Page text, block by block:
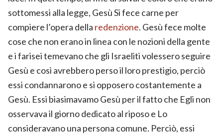
sottomessi alla legge, Gesù Si fece carne per
compiere l’opera della redenzione. Gesù fece molte
cose che non erano in linea con le nozioni della gente
e i farisei temevano che gli Israeliti volessero seguire
Gesù e così avrebbero perso il loro prestigio, perciò
essi condannarono e si opposero costantemente a
Gesù. Essi biasimavamo Gesù per il fatto che Egli non
osservava il giorno dedicato al riposo e Lo
consideravano una persona comune. Perciò, essi